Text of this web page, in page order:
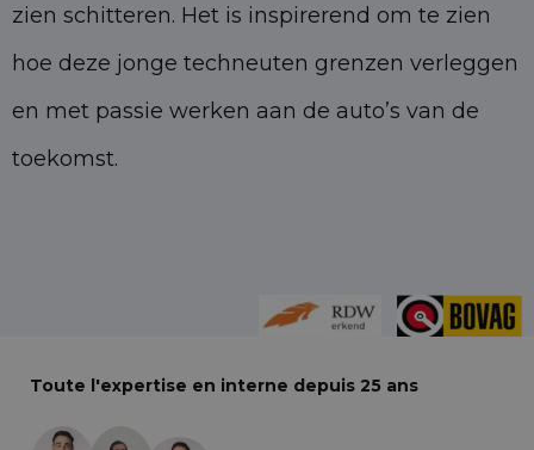
zien schitteren. Het is inspirerend om te zien
hoe deze jonge techneuten grenzen verleggen
en met passie werken aan de auto’s van de
toekomst.
Toute l'expertise en interne depuis 25 ans